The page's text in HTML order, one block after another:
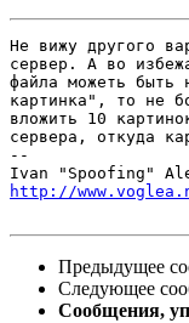
Не вижу другого
сервер. А во
файла можеть
картинка", то не
вложить 10
сервера, откуда
--
Ivan "Spoofing"
http://
Предыдущее
Следующее
Сообщения,